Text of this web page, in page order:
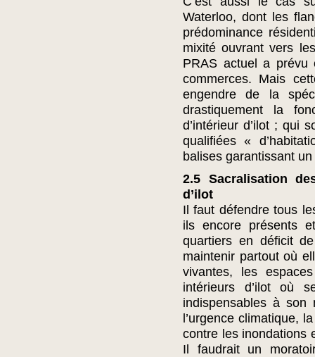
Waterloo, dont les
prédominance
mixité ouvrant vers
PRAS actuel a prévu
commerces. Mais
engendre de la
drastiquement la
d’intérieur d’ilot ; qui
qualifiées «
balises garantissant
2.5 Sacralisation
d’ilot
Il faut défendre tous
ils encore présents
quartiers en déficit
maintenir partout où
vivantes, les
intérieurs d’ilot où
indispensables à son
l’urgence climatique,
contre les inondations
Il faudrait un